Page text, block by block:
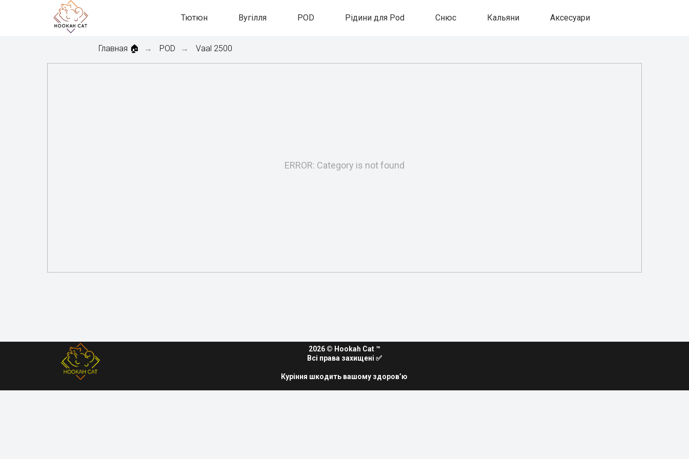
Тютюн Вугілля POD Рідини для Pod Снюс Кальяни Аксесуари
Главная 🏠 → POD → Vaal 2500
ERROR: Category is not found
2026 ©️ Hookah Cat ™️
Всі права захищені ✅
Куріння шкодить вашому здоровʼю